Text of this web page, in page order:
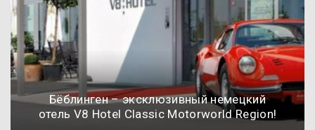
Бёблинген – эксклюзивный немецкий
отель V8 Hotel Classic Motorworld Region!